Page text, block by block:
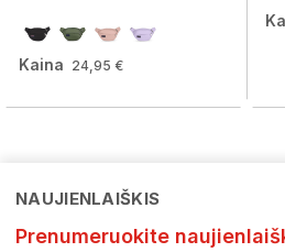
Kaina 24,95 €
NAUJIENLAIŠKIS
Prenumeruokite